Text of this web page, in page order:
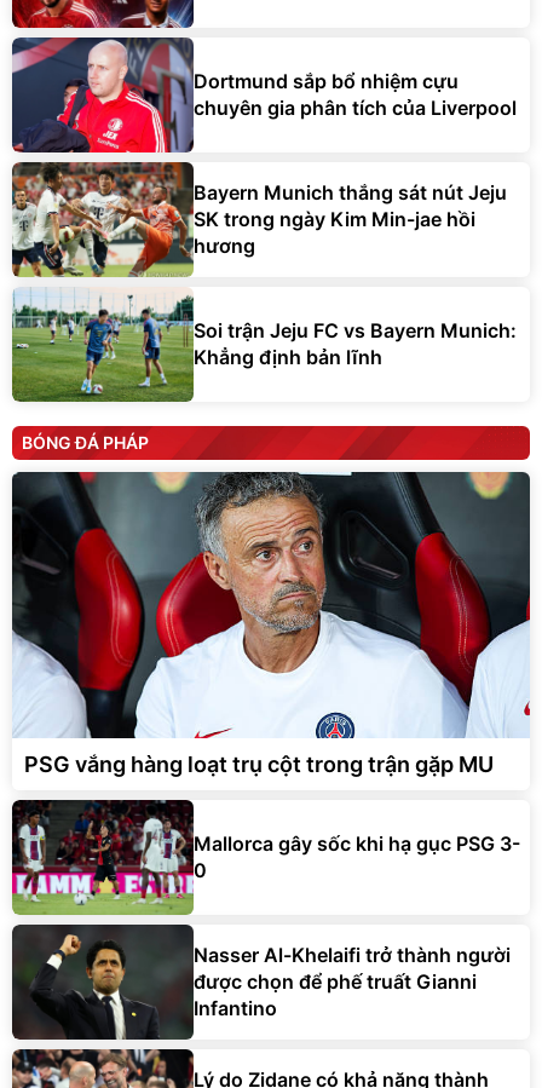
Dortmund sắp bổ nhiệm cựu
chuyên gia phân tích của Liverpool
Bayern Munich thắng sát nút Jeju
SK trong ngày Kim Min-jae hồi
hương
Soi trận Jeju FC vs Bayern Munich:
Khẳng định bản lĩnh
BÓNG ĐÁ PHÁP
PSG vắng hàng loạt trụ cột trong trận gặp MU
Mallorca gây sốc khi hạ gục PSG 3-
0
Nasser Al-Khelaifi trở thành người
được chọn để phế truất Gianni
Infantino
Lý do Zidane có khả năng thành